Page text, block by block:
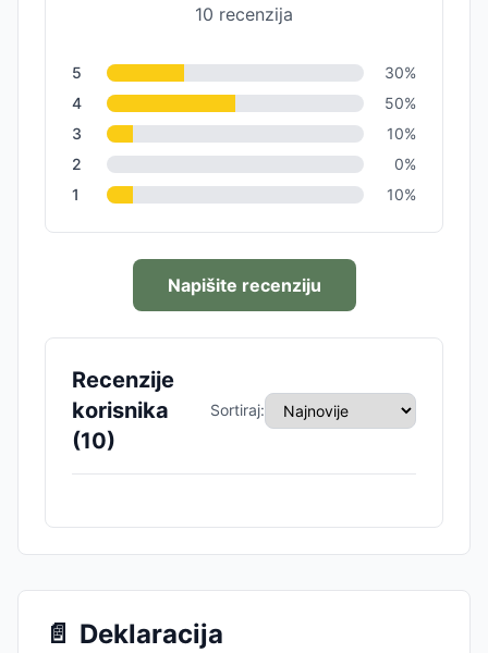
10 recenzija
5 30%
4
50%
3
10%
2
0%
1
10%
Napišite recenziju
Recenzije
korisnika
(10)
Sortiraj:
📄 Deklaracija